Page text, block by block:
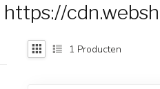
1 Producten